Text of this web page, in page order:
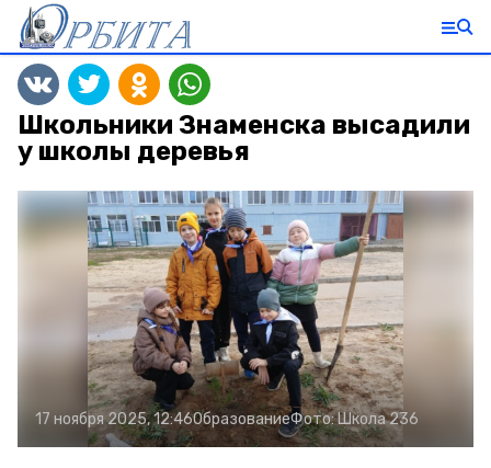
Школьники Знаменска высадили
у школы деревья
17 ноября 2025, 12:46ОбразованиеФото:Школа 236